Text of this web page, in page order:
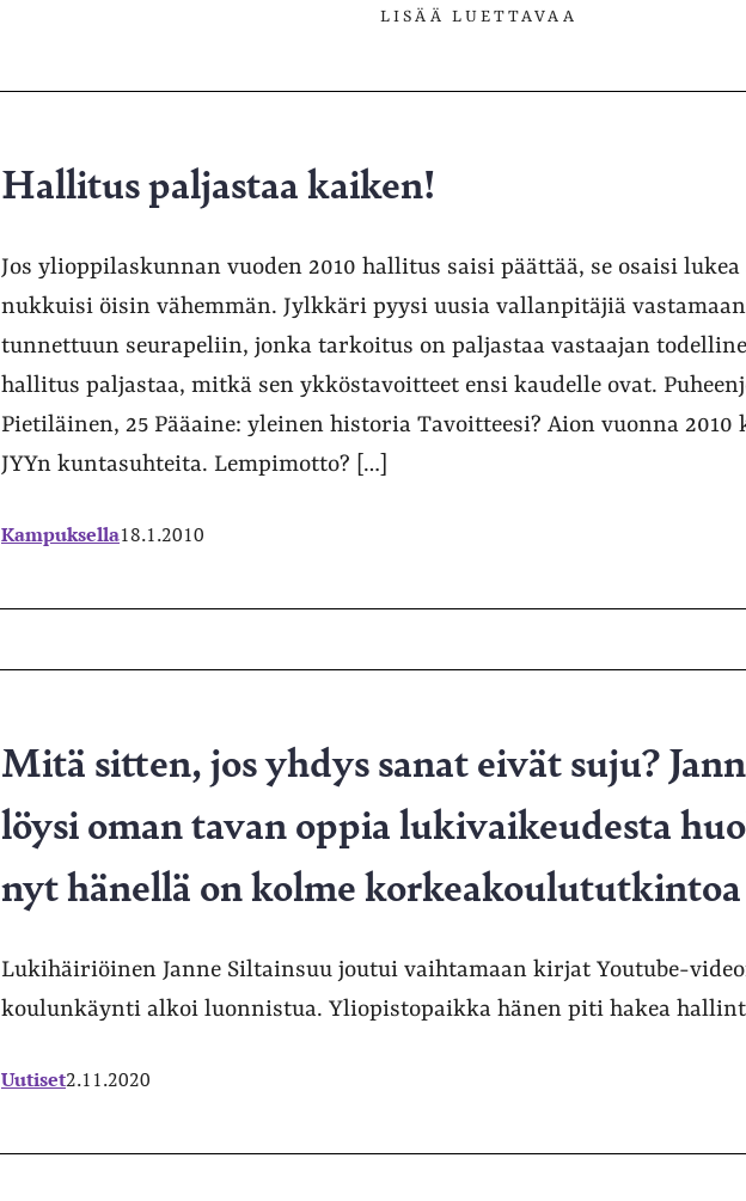
LISÄÄ LUETTAVAA
Hallitus paljastaa kaiken!
Jos ylioppilaskunnan vuoden 2010 hallitus saisi päättää, se osaisi
nukkuisi öisin vähemmän. Jylkkäri pyysi uusia vallanpitäjiä
tunnettuun seurapeliin, jonka tarkoitus on paljastaa vastaajan
hallitus paljastaa, mitkä sen ykköstavoitteet ensi kaudelle ovat.
Pietiläinen, 25 Pääaine: yleinen historia Tavoitteesi? Aion vuonna 2010
JYYn kuntasuhteita. Lempimotto? […]
Kampuksella18.1.2010
Mitä sitten, jos yhdys sanat eivät suju?
löysi oman tavan oppia lukivaikeudesta
nyt hänellä on kolme korkeakoulututkintoa
Lukihäiriöinen Janne Siltainsuu joutui vaihtamaan kirjat Youtube-
koulunkäynti alkoi luonnistua. Yliopistopaikka hänen piti hakea
Uutiset2.11.2020